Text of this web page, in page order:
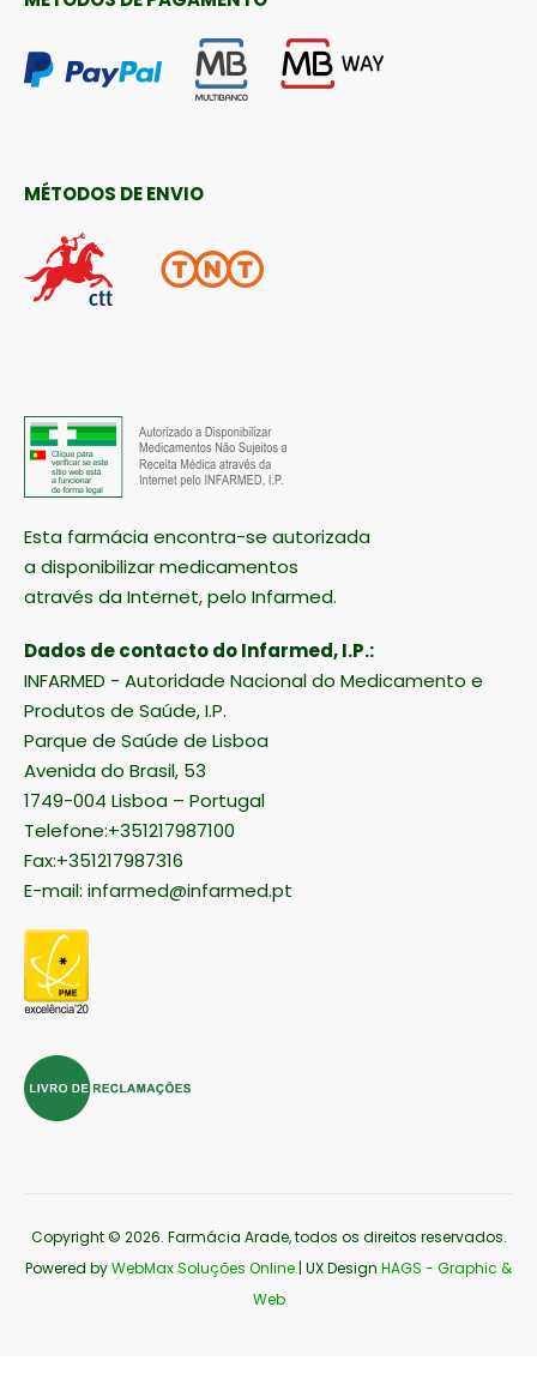
MÉTODOS DE ENVIO
Esta farmácia encontra-se autorizada
a disponibilizar medicamentos
através da Internet, pelo Infarmed.
Dados de contacto do Infarmed, I.P.:
INFARMED - Autoridade Nacional do Medicamento e
Produtos de Saúde, I.P.
Parque de Saúde de Lisboa
Avenida do Brasil, 53
1749-004 Lisboa – Portugal
Telefone:+351217987100
Fax:+351217987316
E-mail: infarmed@infarmed.pt
Copyright © 2026. Farmácia Arade, todos os direitos reservados.
Powered byWebMax Soluções Online | UX Design HAGS - Graphic &
Web